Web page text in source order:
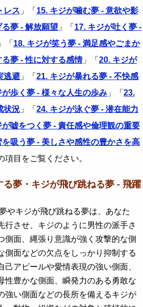
レス 」「 15. キジが噛む夢 - 意欲や影
夢 - 解放願望 」「 17. キジが吐く夢 -
」「 18. キジが笑う夢 - 満足感やごまか
夢 - 性に対する感情」「 20. キジが
逃避 」「 21. キジが暴れる夢 - 不快感
が歩く夢 - 様々な人生の歩み 」「 23.
状況 」「 24. キジが泳ぐ夢 - 潜在能力
が嘘をつく夢 - 責任感や倫理観の重要
吸う夢 - 美しさや感性の豊かさを高
項目をご覧ください。
夢・キジが飛び跳ねる夢 - 飛躍
キジが飛び跳ねる夢は、あなた
行させ、キジのように男性の派手さ
側面、縄張り意識が強く攻撃的な側
側面などの欠点をしっかり抑制する
己アピールや愛情表現の強い側面、
性豊かな側面、瞬発力のある勇敢な
強い側面などの長所を備えるキジが